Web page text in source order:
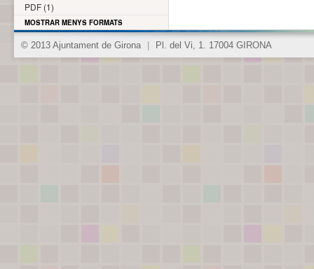
PDF (1)
MOSTRAR MENYS FORMATS
© 2013 Ajuntament de Girona Pl. del Vi, 1. 17004 GIRONA